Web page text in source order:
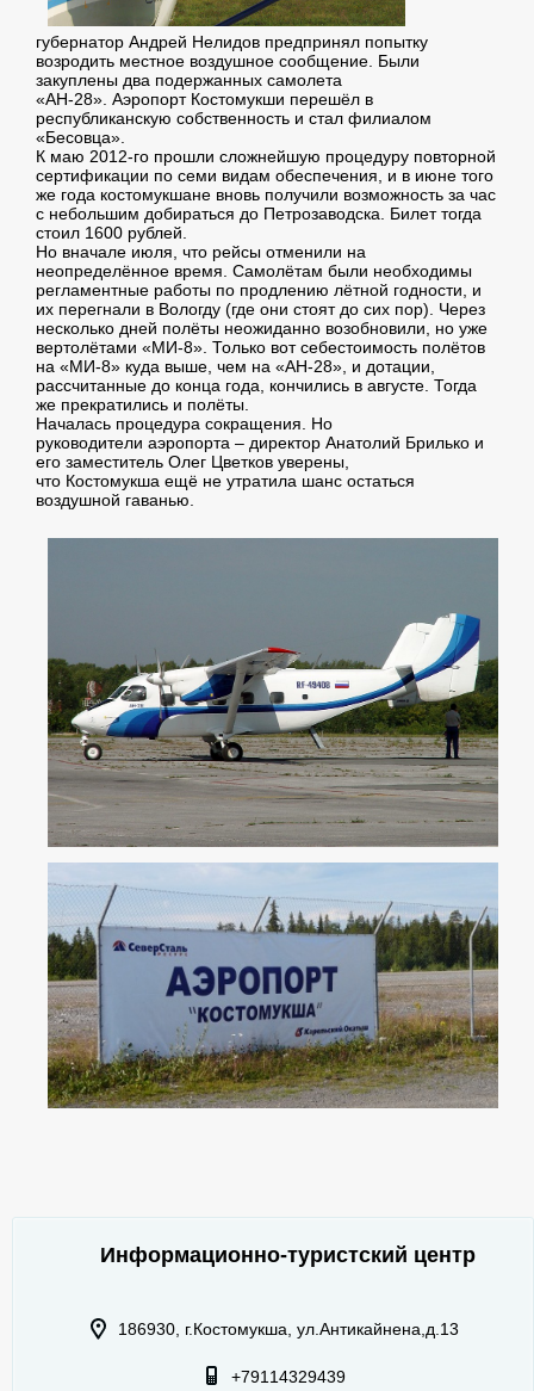
губернатор Андрей Нелидов предпринял попытку
возродить местное воздушное сообщение. Были
закуплены два подержанных самолета
«АН-28». Аэропорт Костомукши перешёл в
республиканскую собственность и стал филиалом
«Бесовца».
К маю 2012-го прошли сложнейшую процедуру повторной
сертификации по семи видам обеспечения, и в июне того
же года костомукшане вновь получили возможность за час
с небольшим добираться до Петрозаводска. Билет тогда
стоил 1600 рублей.
Но вначале июля, что рейсы отменили на
неопределённое время. Самолётам были необходимы
регламентные работы по продлению лётной годности, и
их перегнали в Вологду (где они стоят до сих пор). Через
несколько дней полёты неожиданно возобновили, но уже
вертолётами «МИ-8». Только вот себестоимость полётов
на «МИ-8» куда выше, чем на «АН-28», и дотации,
рассчитанные до конца года, кончились в августе. Тогда
же прекратились и полёты.
Началась процедура сокращения. Но
руководители аэропорта – директор Анатолий Брилько и
его заместитель Олег Цветков уверены,
что Костомукша ещё не утратила шанс остаться
воздушной гаванью.
Информационно-туристский центр
186930, г.Костомукша, ул.Антикайнена,д.13
+79114329439